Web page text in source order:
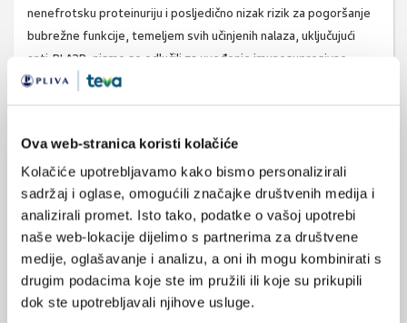
Ova web-stranica koristi kolačiće
Kolačiće upotrebljavamo kako bismo personalizirali
sadržaj i oglase, omogućili značajke društvenih medija i
analizirali promet. Isto tako, podatke o vašoj upotrebi
naše web-lokacije dijelimo s partnerima za društvene
medije, oglašavanje i analizu, a oni ih mogu kombinirati s
drugim podacima koje ste im pružili ili koje su prikupili
dok ste upotrebljavali njihove usluge.
nenefrotsku proteinuriju i posljedično nizak rizik za pogoršanje
bubrežne funkcije, temeljem svih učinjenih nalaza, uključujući
anti-PLA2R, nismo se odlučili za uvođenje imunosupresivne
terapije. Nastavljeno je ambulantno praćenje uz terapiju ACEI
bio bez subjektivnih tegoba, bez edema, dobre bubrežne
funkcije, kreatinin 92µmo/L, uz p/c: 1,8 g bez potrebe za
specifičnom imunosupresivnom terapijom.
Rasprava
Uzroci sekundarne membranske nefropatije mogu biti infekcije,
maligne bolesti, autoimune bolesti ili lijekovi. Kronične infekcije
virusom hepatitisa B ili hepatitisa C dobro su poznati uzroci